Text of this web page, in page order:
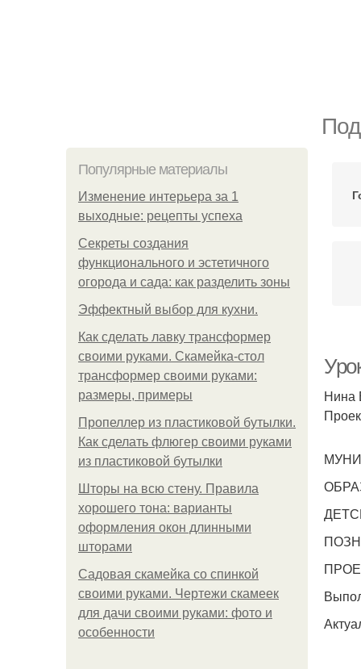
Популярные материалы
Изменение интерьера за 1
выходные: рецепты успеха
Секреты создания
функционального и эстетичного
огорода и сада: как разделить зоны
Эффектный выбор для кухни.
Как сделать лавку трансформер
своими руками. Скамейка-стол
трансформер своими руками:
размеры, примеры
Пропеллер из пластиковой бутылки.
Как сделать флюгер своими руками
из пластиковой бутылки
Шторы на всю стену. Правила
хорошего тона: варианты
оформления окон длинными
шторами
Садовая скамейка со спинкой
своими руками. Чертежи скамеек
для дачи своими руками: фото и
особенности
Нина